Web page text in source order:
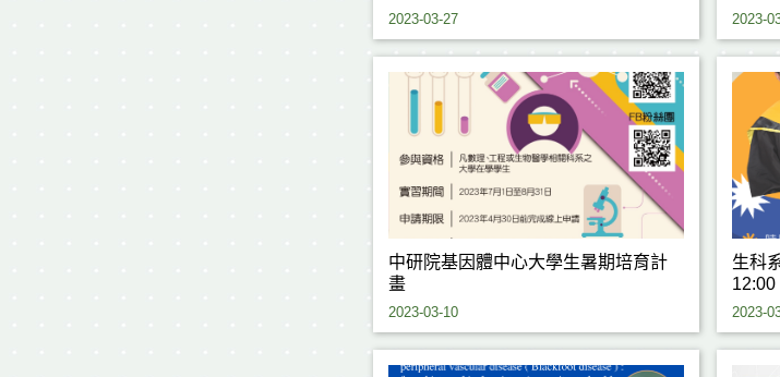
2023-03-27
名
2023-
中研院基因體中心大學生暑期培育計
畫
2023-03-10
生科
12:00
2023-